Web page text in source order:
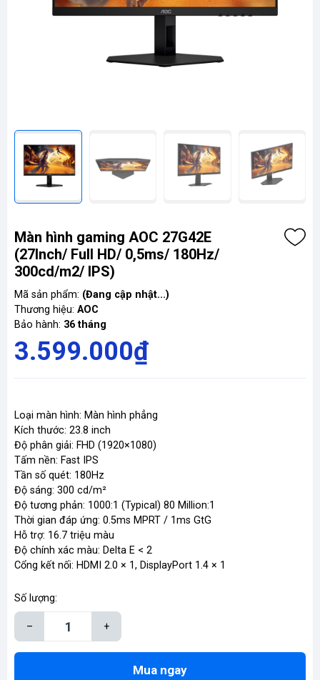
Màn hình gaming AOC 27G42E
(27Inch/ Full HD/ 0,5ms/ 180Hz/
300cd/m2/ IPS)
Mã sản phẩm: (Đang cập nhật...)
Thương hiệu: AOC
Bảo hành: 36 tháng
3.599.000₫
Loại màn hình: Màn hình phẳng
Kích thước: 23.8 inch
Độ phân giải: FHD (1920×1080)
Tấm nền: Fast IPS
Tần số quét: 180Hz
Độ sáng: 300 cd/m²
Độ tương phản: 1000:1 (Typical) 80 Million:1
Thời gian đáp ứng: 0.5ms MPRT / 1ms GtG
Hỗ trợ: 16.7 triệu màu
Độ chính xác màu: Delta E < 2
Cổng kết nối: HDMI 2.0 × 1, DisplayPort 1.4 × 1
Số lượng:
– +
Mua ngay